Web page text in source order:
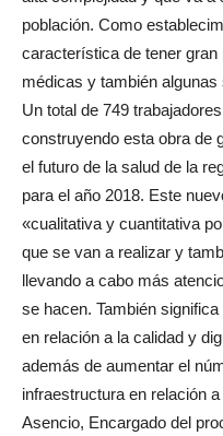
población. Como
característica de tener
médicas y también
Un total de 749
construyendo esta obra de
el futuro de la salud de la
para el año 2018. Este
«cualitativa y cuantitativa
que se van a realizar y
llevando a cabo más
se hacen. También
en relación a la calidad y
además de aumentar el
infraestructura en relación
Asencio, Encargado del